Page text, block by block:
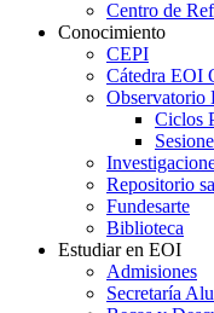
Centro de
Conocimiento
CEPI
Cátedra EOI
Observatorio
Ciclos
Repositorio
Fundesarte
Biblioteca
Estudiar en EOI
Admisiones
Secretaría